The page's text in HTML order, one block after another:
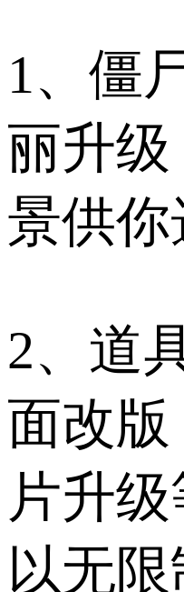
1、僵
丽升
景供你
2、道
面改
片升
以无